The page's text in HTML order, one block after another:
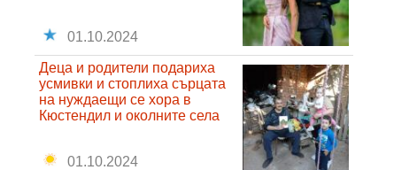
01.10.2024
Деца и родители подариха
усмивки и стоплиха сърцата
на нуждаещи се хора в
Кюстендил и околните села
01.10.2024